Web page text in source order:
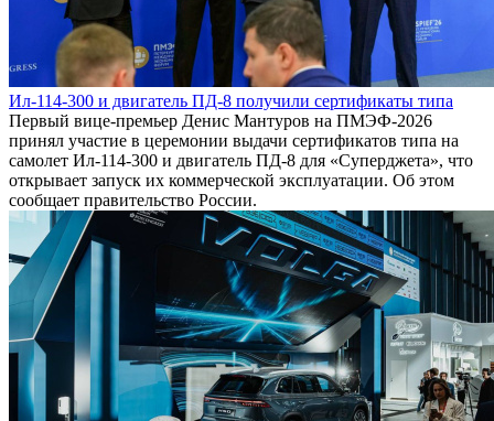
Ил-114-300 и двигатель ПД-8 получили сертификаты типа
Первый вице-премьер Денис Мантуров на ПМЭФ-2026
принял участие в церемонии выдачи сертификатов типа на
самолет Ил-114-300 и двигатель ПД-8 для «Суперджета», что
открывает запуск их коммерческой эксплуатации. Об этом
сообщает правительство России.